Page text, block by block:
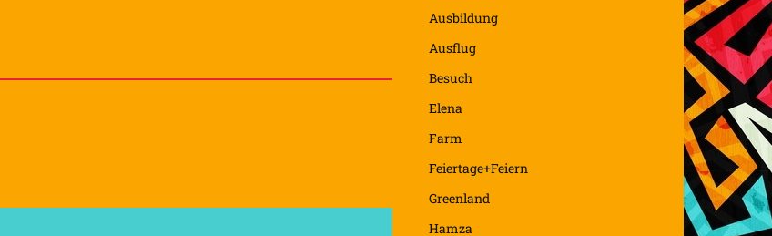
Ausbildung
Ausflug
Besuch
Elena
Farm
Feiertage+Feiern
Greenland
Hamza